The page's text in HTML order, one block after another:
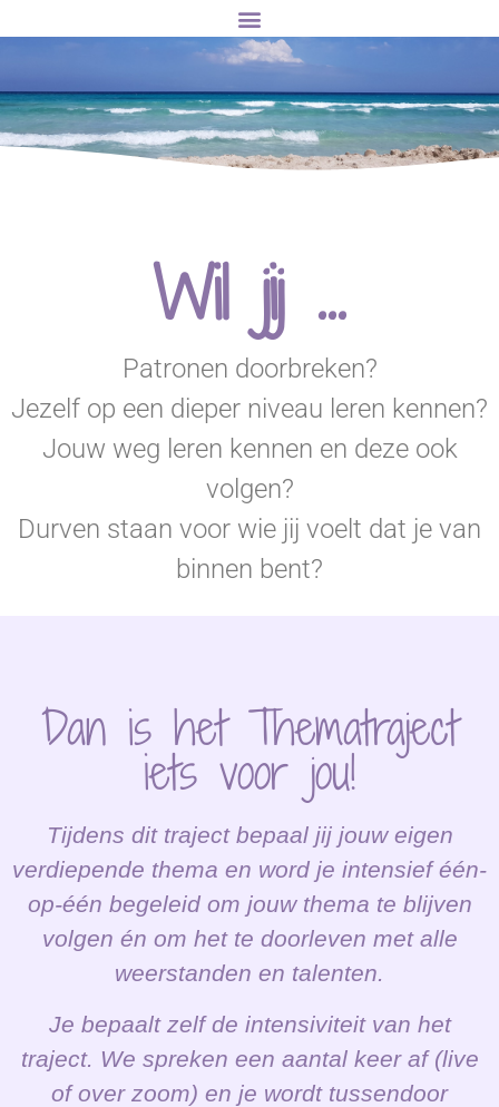
Wil jij ...
Patronen doorbreken?
Jezelf op een dieper niveau leren kennen?
Jouw weg leren kennen en deze ook
volgen?
Durven staan voor wie jij voelt dat je van
binnen bent?
Dan is het Thematraject
iets voor jou!
Tijdens dit traject bepaal jij jouw eigen
verdiepende thema en word je intensief één-
op-één begeleid om jouw thema te blijven
volgen én om het te doorleven met alle
weerstanden en talenten.
Je bepaalt zelf de intensiviteit van het
traject. We spreken een aantal keer af (live
of over zoom) en je wordt tussendoor